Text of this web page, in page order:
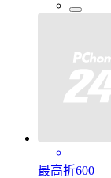
最高折600